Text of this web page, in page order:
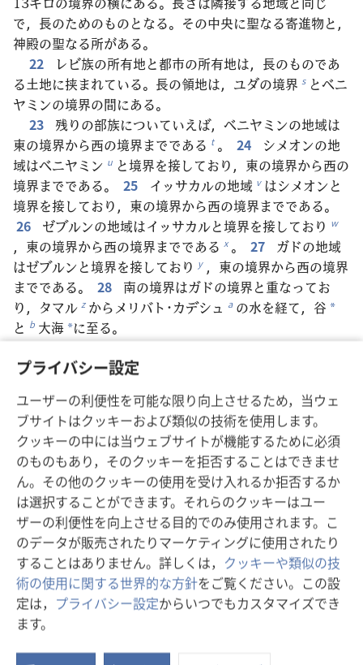
プライバシー設定
ユーザーの利便性を可能な限り向上させるため，当ウェ
ブサイトはクッキーおよび類似の技術を使用します。
クッキーの中には当ウェブサイトが機能するために必須
のものもあり，そのクッキーを拒否することはできませ
ん。その他のクッキーの使用を受け入れるか拒否するか
は選択することができます。それらのクッキーはユー
ザーの利便性を向上させる目的でのみ使用されます。こ
のデータが販売されたりマーケティングに使用されたり
することはありません。詳しくは， クッキーや類似の技
術の使用に関する世界的な方針をご覧ください。この設
定は， プライバシー設定からいつでもカスタマイズでき
ます。
で，長のためのものとなる。その中央に聖なる寄進物と，
神殿の聖なる所がある。
22
レビ族の所有地と都市の所有地は，長のものであ
る土地に挟まれている。長の領地は，ユダの境界 s とベニ
ヤミンの境界の間にある。
23
残りの部族についていえば，ベニヤミンの地域は
東の境界から西の境界までである t 。 24
シメオンの地
域はベニヤミン u と境界を接しており，東の境界から西の
境界までである。
25 イッサカルの地域 v はシメオンと
境界を接しており，東の境界から西の境界までである。
26
ゼブルンの地域はイッサカルと境界を接しており w
，東の境界から西の境界までである x 。 27
ガドの地域
はゼブルンと境界を接しており y ，東の境界から西の境界
までである。
28
南の境界はガドの境界と重なってお
り，タマル z からメリバト･カデシュ a の水を経て，谷 *
と b 大海 *に至る。
として分割すべき土地であり
30 「都市の出入り口は以下の通りである。都市の北
側の長さは2.3キロ e 。
31都市の門には，イスラエルの部族の名前が付けら
れる。北側の3つの門のうち，1つはルベンの門，1つはユ
ダの門，1つはレビの門。
32東側も長さが2.3キロで，3つの門がある。1つはヨ
セフの門，1つはベニヤミンの門，1つはダンの門。
33南側も長さが2.3キロで，3つの門がある。1つはシ
メオンの門，1つはイッサカルの門，1つはゼブルンの
門。
34
西側も長さが2.3キロで，3つの門がある。1つはガ
ドの門，1つはアシェルの門，1つはナフタリの門。
35都市の周囲の長さは9.3キロである。都市はその日